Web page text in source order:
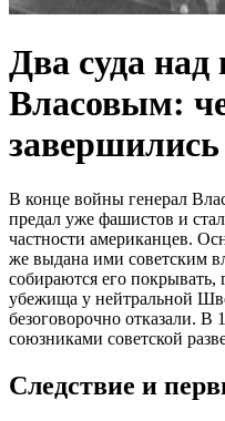
Два суда над
Власовым:
завершились
В конце войны генерал
предал уже фашистов и
частности американцев.
же выдана ими советским
собираются его покрывать,
убежища у нейтральной
безоговорочно отказали.
союзниками советской
Следствие и